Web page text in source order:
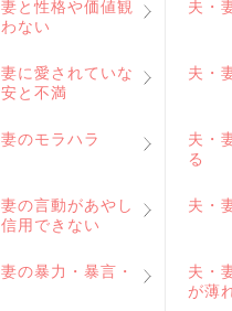
と性格や価値観
ない
夫・
に愛されていな
と不満
夫・
のモラハラ
夫・
る
の言動があやし
用できない
夫・
の暴力・暴言・
夫・
が薄